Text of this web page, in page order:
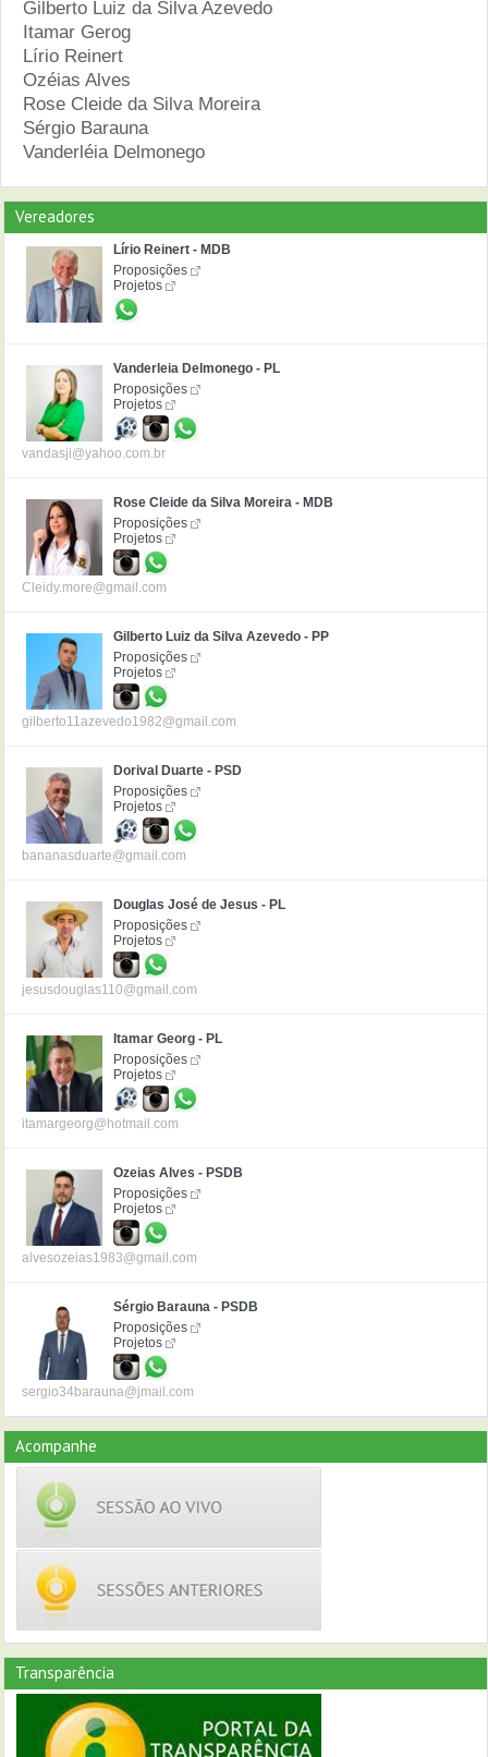
Gilberto Luiz da Silva Azevedo
Itamar Gerog
Lírio Reinert
Ozéias Alves
Rose Cleide da Silva Moreira
Sérgio Barauna
Vanderléia Delmonego
Vereadores
Lírio Reinert - MDB
Proposições
Projetos
Vanderleia Delmonego - PL
Proposições
Projetos
vandasji@yahoo.com.br
Rose Cleide da Silva Moreira - MDB
Proposições
Projetos
Cleidy.more@gmail.com
Gilberto Luiz da Silva Azevedo - PP
Proposições
Projetos
gilberto11azevedo1982@gmail.com
Dorival Duarte - PSD
Proposições
Projetos
bananasduarte@gmail.com
Douglas José de Jesus - PL
Proposições
Projetos
jesusdouglas110@gmail.com
Itamar Georg - PL
Proposições
Projetos
itamargeorg@hotmail.com
Ozeias Alves - PSDB
Proposições
Projetos
alvesozeias1983@gmail.com
Sérgio Barauna - PSDB
Proposições
Projetos
sergio34barauna@jmail.com
Acompanhe
Transparência